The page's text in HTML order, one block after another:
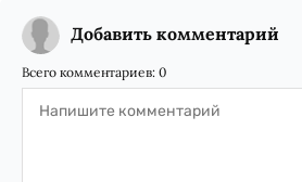
Добавить комментарий
Всего комментариев: 0